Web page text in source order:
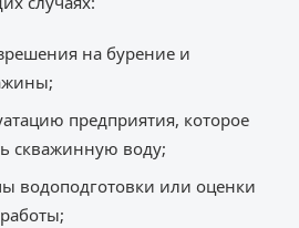
на бурение и
предприятия, которое
скважинную воду;
водоподготовки или оценки